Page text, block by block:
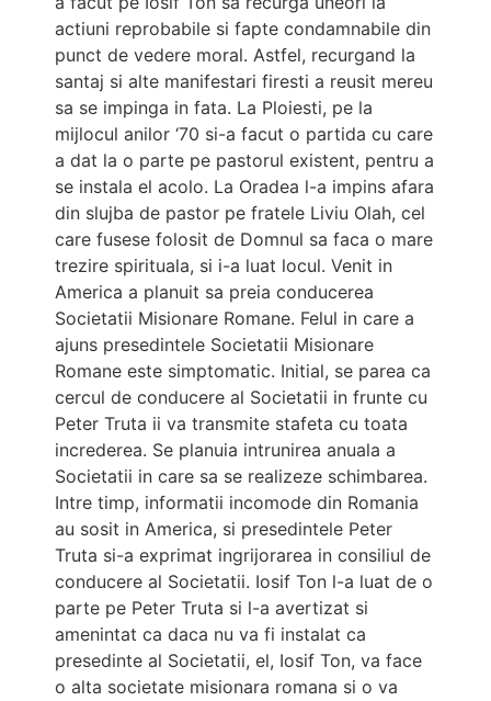
actiuni reprobabile si fapte condamnabile din
punct de vedere moral. Astfel, recurgand la
santaj si alte manifestari firesti a reusit mereu
sa se impinga in fata. La Ploiesti, pe la
mijlocul anilor ‘70 si-a facut o partida cu care
a dat la o parte pe pastorul existent, pentru a
se instala el acolo. La Oradea l-a impins afara
din slujba de pastor pe fratele Liviu Olah, cel
care fusese folosit de Domnul sa faca o mare
trezire spirituala, si i-a luat locul. Venit in
America a planuit sa preia conducerea
Societatii Misionare Romane. Felul in care a
ajuns presedintele Societatii Misionare
Romane este simptomatic. Initial, se parea ca
cercul de conducere al Societatii in frunte cu
Peter Truta ii va transmite stafeta cu toata
increderea. Se planuia intrunirea anuala a
Societatii in care sa se realizeze schimbarea.
Intre timp, informatii incomode din Romania
au sosit in America, si presedintele Peter
Truta si-a exprimat ingrijorarea in consiliul de
conducere al Societatii. Iosif Ton l-a luat de o
parte pe Peter Truta si l-a avertizat si
amenintat ca daca nu va fi instalat ca
presedinte al Societatii, el, Iosif Ton, va face
o alta societate misionara romana si o va